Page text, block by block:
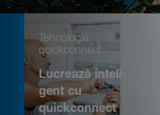
Tehno­logia
quickconnect
Lucrează inte­li­
gent cu
quickconnect